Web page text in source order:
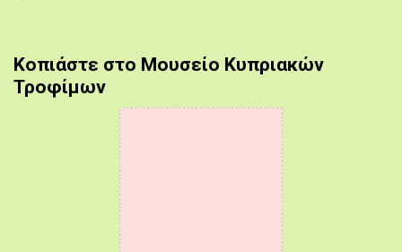
Κοπιάστε στο Μουσείο Κυπριακών
Τροφίμων